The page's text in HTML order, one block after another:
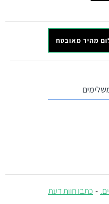
- כתבו חוות דעת
מהיר מאובטח